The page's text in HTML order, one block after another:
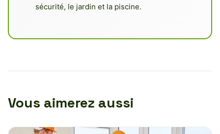
sécurité, le jardin et la piscine.
Vous aimerez aussi